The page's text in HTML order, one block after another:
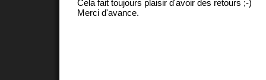
Cela fait toujours plaisir d'avoir des retours ;-)
Merci d'avance.